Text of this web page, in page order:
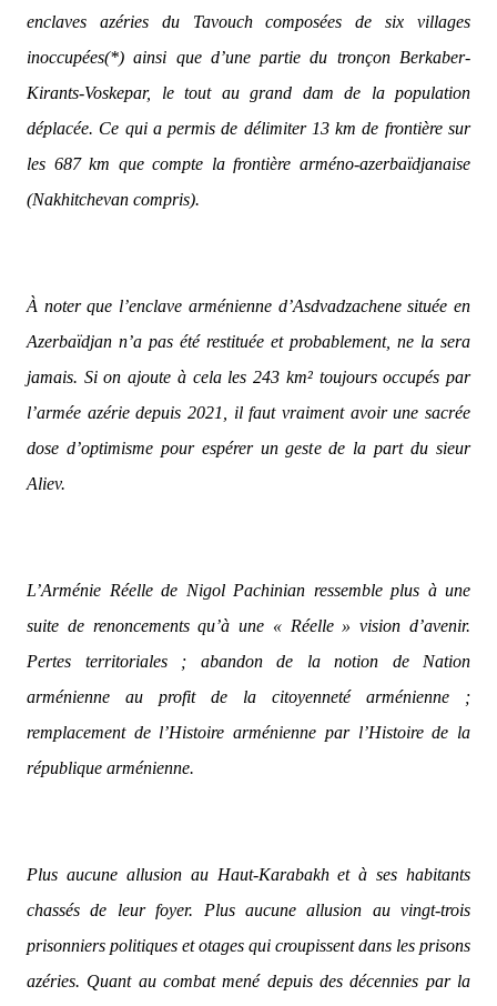
enclaves azéries du Tavouch composées de six villages
inoccupées(*) ainsi que d’une partie du tronçon Berkaber-
Kirants-Voskepar, le tout au grand dam de la population
déplacée. Ce qui a permis de délimiter 13 km de frontière sur
les 687 km que compte la frontière arméno-azerbaïdjanaise
(Nakhitchevan compris).
À noter que l’enclave arménienne d’Asdvadzachene située en
Azerbaïdjan n’a pas été restituée et probablement, ne la sera
jamais. Si on ajoute à cela les 243 km² toujours occupés par
l’armée azérie depuis 2021, il faut vraiment avoir une sacrée
dose d’optimisme pour espérer un geste de la part du sieur
Aliev.
L’Arménie Réelle de Nigol Pachinian ressemble plus à une
suite de renoncements qu’à une « Réelle » vision d’avenir.
Pertes territoriales ; abandon de la notion de Nation
arménienne au profit de la citoyenneté arménienne ;
remplacement de l’Histoire arménienne par l’Histoire de la
république arménienne.
Plus aucune allusion au Haut-Karabakh et à ses habitants
chassés de leur foyer. Plus aucune allusion au vingt-trois
prisonniers politiques et otages qui croupissent dans les prisons
azéries. Quant au combat mené depuis des décennies par la